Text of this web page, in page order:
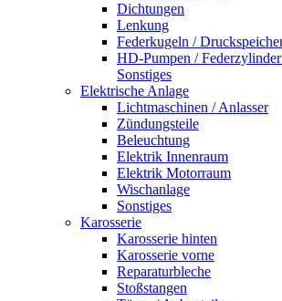
Dichtungen
Lenkung
Federkugeln /
HD-Pumpen /
Sonstiges
Elektrische Anlage
Lichtmaschinen / Anlasser
Zündungsteile
Beleuchtung
Elektrik Innenraum
Elektrik Motorraum
Wischanlage
Sonstiges
Karosserie
Karosserie hinten
Karosserie vorne
Reparaturbleche
Stoßstangen